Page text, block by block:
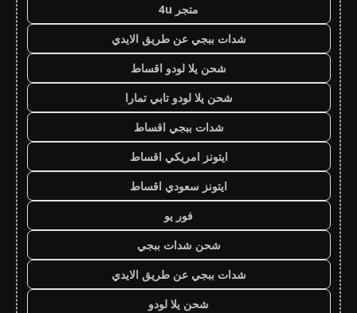
متجر 4u
شدات ببجي عن طريق الايدي
شحن يلا لودو اقساط
شحن يلا لودو تابي تمارا
شدات ببجي اقساط
ايتونز امريكي اقساط
ايتونز سعودي اقساط
فور يو
شحن شدات ببجي
شدات ببجي عن طريق الايدي
شحن يلا لودو